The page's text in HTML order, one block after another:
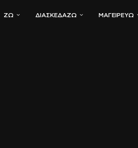
ΖΏ ΔΙΑΣΚΕΔΆΖΩ ΜΑΓΕΙΡΕΎΩ